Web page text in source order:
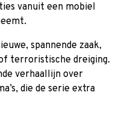
vanuit een mobiel
spannende zaak,
terroristische dreiging.
verhaallijn over
die de serie extra